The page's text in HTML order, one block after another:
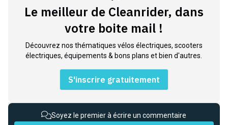
Le meilleur de Cleanrider, dans
votre boite mail !
Découvrez nos thématiques vélos électriques, scooters
électriques, équipements & bons plans et bien d'autres.
S'inscrire gratuitement
Soyez le premier à écrire un commentaire